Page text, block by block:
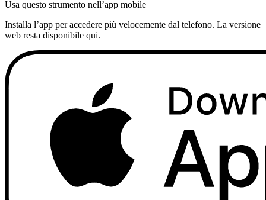
Usa questo strumento nell’app mobile
Installa l’app per accedere più velocemente dal telefono. La versione
web resta disponibile qui.